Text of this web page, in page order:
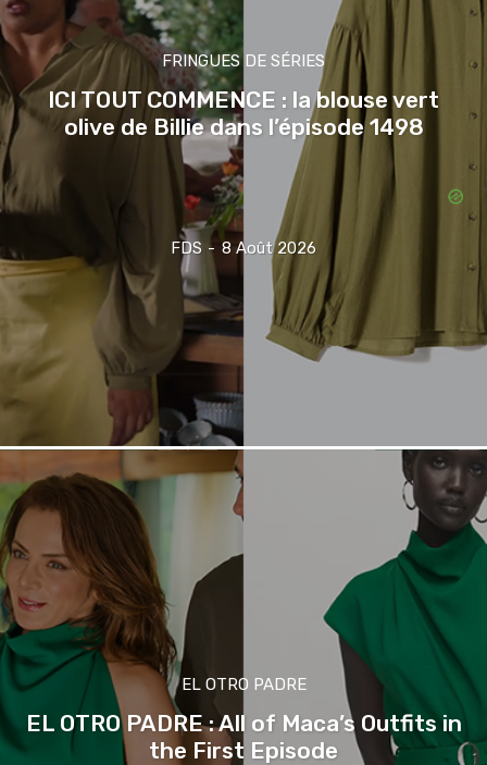
FRINGUES DE SÉRIES
ICI TOUT COMMENCE : la blouse vert
olive de Billie dans l’épisode 1498
FDS - 8 Août 2026
EL OTRO PADRE
EL OTRO PADRE : All of Maca’s Outfits in
the First Episode